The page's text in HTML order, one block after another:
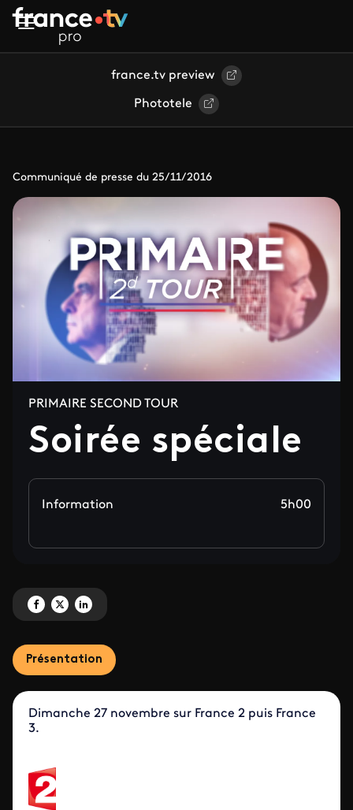
Aller au contenu principal
france.tv preview
Phototele
Communiqué de presse du 25/11/2016
PRIMAIRE SECOND TOUR
Soirée spéciale
Information 5h00
Partagez 'Soirée spéciale' sur Facebook
Partagez 'Soirée spéciale' sur X
Partagez 'Soirée spéciale' sur LinkedIn
Présentation
Dimanche 27 novembre sur France 2 puis France
3.